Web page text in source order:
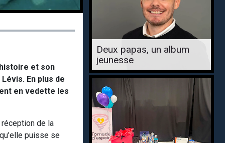
et son
En plus de
en vedette les
de la
puisse se
Deux papas, un album
jeunesse